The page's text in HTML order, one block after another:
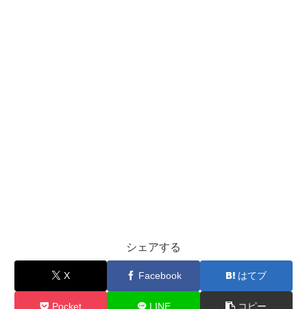
シェアする
X Facebook はてブ
Pocket LINE コピー